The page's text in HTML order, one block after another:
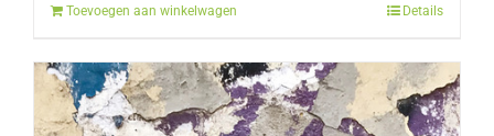
Toevoegen aan winkelwagen Details